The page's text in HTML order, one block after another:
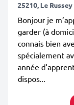
25210, Le Russey
Bonjour je
garder (à
connais bien
spécialement
année
dispos...